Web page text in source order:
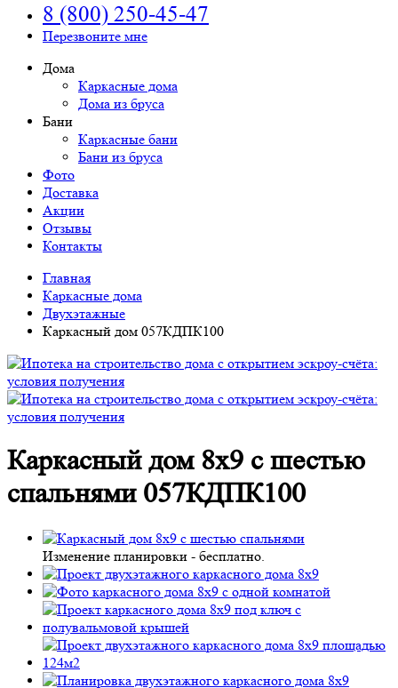
8 (800) 250-45-47
Перезвоните мне
Дома
Каркасные дома
Дома из бруса
Бани
Каркасные бани
Бани из бруса
Фото
Доставка
Акции
Отзывы
Контакты
Главная
Каркасные дома
Двухэтажные
Каркасный дом 057КДПК100
Каркасный дом 8х9 с шестью
спальнями 057КДПК100
Изменение планировки - бесплатно.